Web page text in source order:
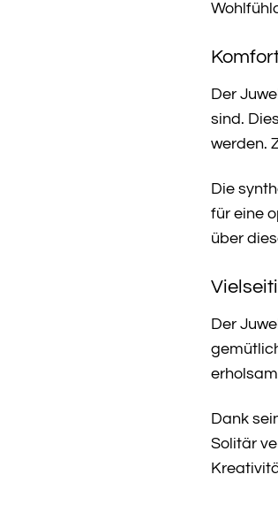
Der
sind.
werden.
Die
für eine
über
Der
Dank
Solitär